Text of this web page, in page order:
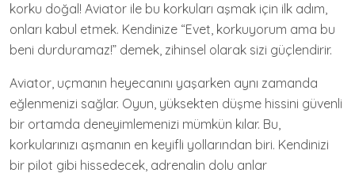
korku doğal! Aviator ile bu korkuları aşmak için ilk adım,
onları kabul etmek. Kendinize “Evet, korkuyorum ama bu
beni durduramaz!” demek, zihinsel olarak sizi güçlendirir.
Aviator, uçmanın heyecanını yaşarken aynı zamanda
eğlenmenizi sağlar. Oyun, yüksekten düşme hissini güvenli
bir ortamda deneyimlemenizi mümkün kılar. Bu,
korkularınızı aşmanın en keyifli yollarından biri. Kendinizi
bir pilot gibi hissedecek, adrenalin dolu anlar